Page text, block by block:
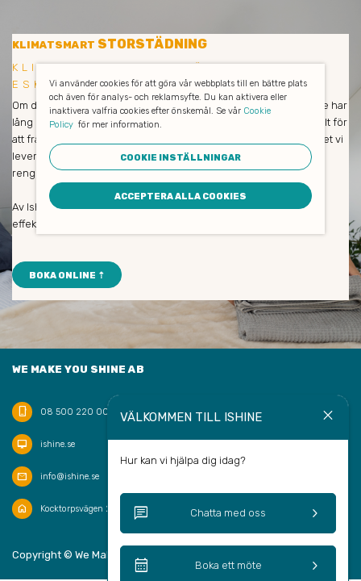
VÄLKOMMEN TILL ISHINE close
Hur kan vi hjälpa dig idag?
chat Chatta med oss keyboard_arrow_right
calendar_month Boka ett möte keyboard_arrow_right
KLIMATSMART STORSTÄDNING
KLIMATSMART STORSTÄDNING I
ESKILSTUNA
Om du är nöjd så är vi också nöjda! Våra medarbetare och städare har
lång erfarenhet och städar enbart med miljövänliga produkter. Allt för
att främja såväl dina medarbetares hälsa som naturen och klimatet vi
lever i. De avlägsnar all smuts och allt damm, putsar fönster och
rengör verkligen på djupet.
Av Ishine som städföretag kan du alltid förvänta dig trevlig och
effektiv personal med hög servicenivå.
BOKA ONLINE ⇡
WE MAKE YOU SHINE AB
phone_iphone 08 500 220 00
desktop_mac ishine.se
mail info@ishine.se
home Kocktorpsvägen 20, 132 43 Saltsjö-Boo
Copyright © We Make You Shine AB 2026 keyboard_arrow_up
Vi använder cookies för att göra vår webbplats till en bättre plats
och även för analys- och reklamsyfte. Du kan aktivera eller
inaktivera valfria cookies efter önskemål. Se vår Cookie
Policy för mer information.
COOKIE INSTÄLLNINGAR
ACCEPTERA ALLA COOKIES